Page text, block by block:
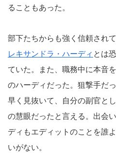
ることもあった。
部下たちからも強く信頼され
レキサンドラ・ハーディ とは
ていた。また、職務中に本音
のハーディだった。狙撃手だ
早く見抜いて、自分の副官と
の慧眼だったと言える。出会
ディもエディットのことを誰
いがない。